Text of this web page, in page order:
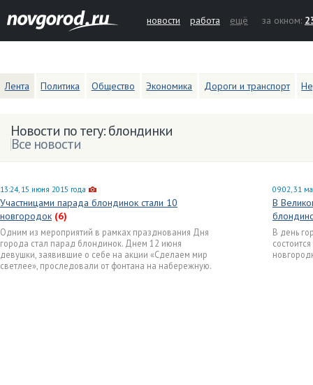
новости работа ещё за окном:
Лента Политика Общество Экономика Дороги и транспорт
Новости по тегу: блондинки
Все новости
13:24, 15 июня 2015 года
Участницами парада блондинок стали 10
новгородок (6)
Одним из мероприятий в рамках празднования Дня
города стал парад блондинок. Днем 12 июня
девушки, заявившие о себе на акции «Сделаем мир
светлее», проследовали от фонтана на набережную.
09:02, 31
В
В день